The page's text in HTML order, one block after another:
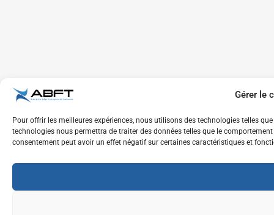
Gérer le
Pour offrir les meilleures expériences, nous utilisons des technologies telles
technologies nous permettra de traiter des données telles que le
consentement peut avoir un effet négatif sur certaines caractéristiques et